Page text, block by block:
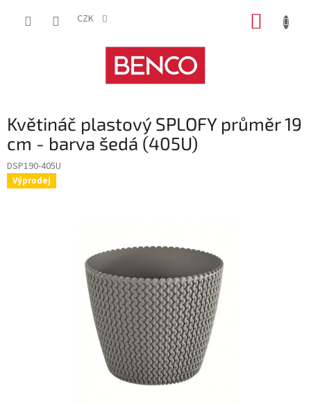
CZK
Květináč plastový SPLOFY průměr 19
cm - barva šedá (405U)
DSP190-405U
Výprodej